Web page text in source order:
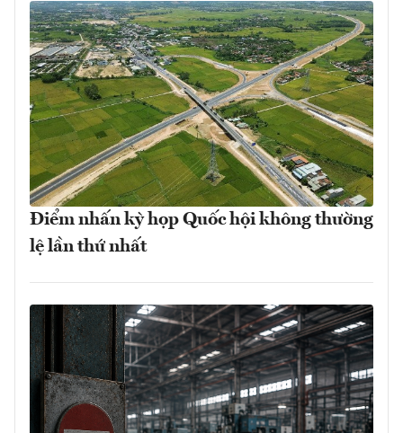
Điểm nhấn kỳ họp Quốc hội không thường
lệ lần thứ nhất